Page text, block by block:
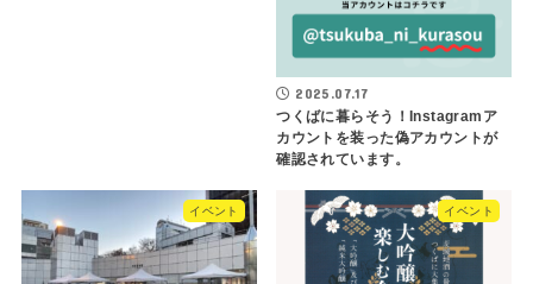
2025.07.17
つくばに暮らそう！Instagramア
カウントを装った偽アカウントが
確認されています。
イベント イベント